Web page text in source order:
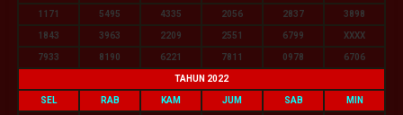
1171 5495 4335 2056 2837 3898
1843 3963 2209 2551 6799 XXXX
7933 8190 6221 7811 0978 6706
TAHUN 2022
SEL RAB KAM JUM SAB MIN